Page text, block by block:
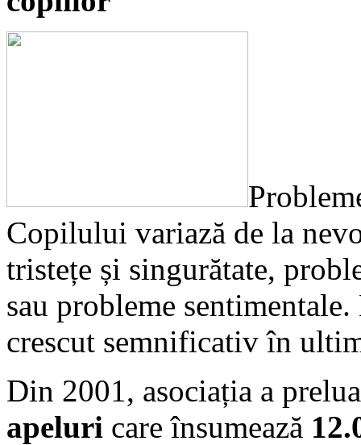
Copilului variază de la
tristețe și singurătate,
sau probleme
crescut semnificativ în
Din 2001, asociația a
apeluri care însumează